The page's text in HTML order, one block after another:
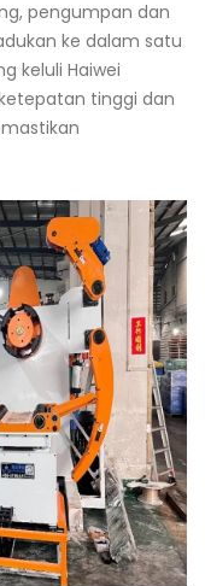
pengumpan dan
ke dalam satu
keluli Haiwei
tinggi dan